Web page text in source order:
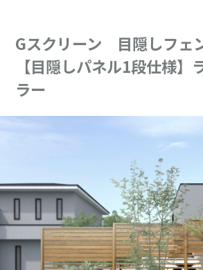
Gスクリーン 目隠しフェ
【目隠しパネル1段仕様】
ラー